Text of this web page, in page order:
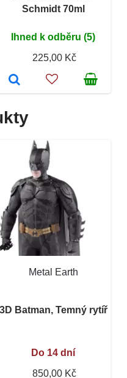
Schmidt 70ml
Ihned k odběru (5)
225,00 Kč
Metal Earth
3D Batman, Temný rytíř
Do 14 dní
850,00 Kč